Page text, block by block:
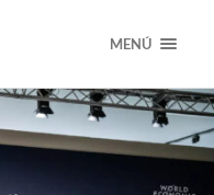
MENÚ